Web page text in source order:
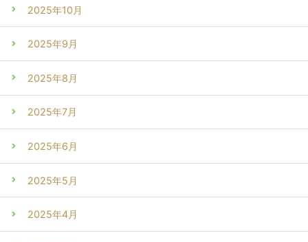
2025年10月
2025年9月
2025年8月
2025年7月
2025年6月
2025年5月
2025年4月